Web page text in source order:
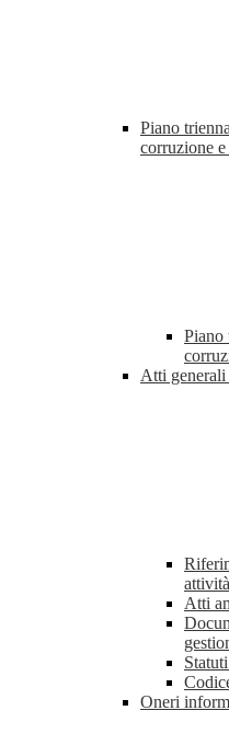
Piano
corruzione e
Piano
Atti generali
attività
Atti
Oneri